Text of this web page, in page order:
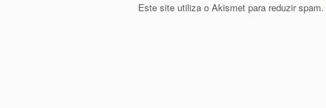
Este site utiliza o Akismet para reduzir spam.